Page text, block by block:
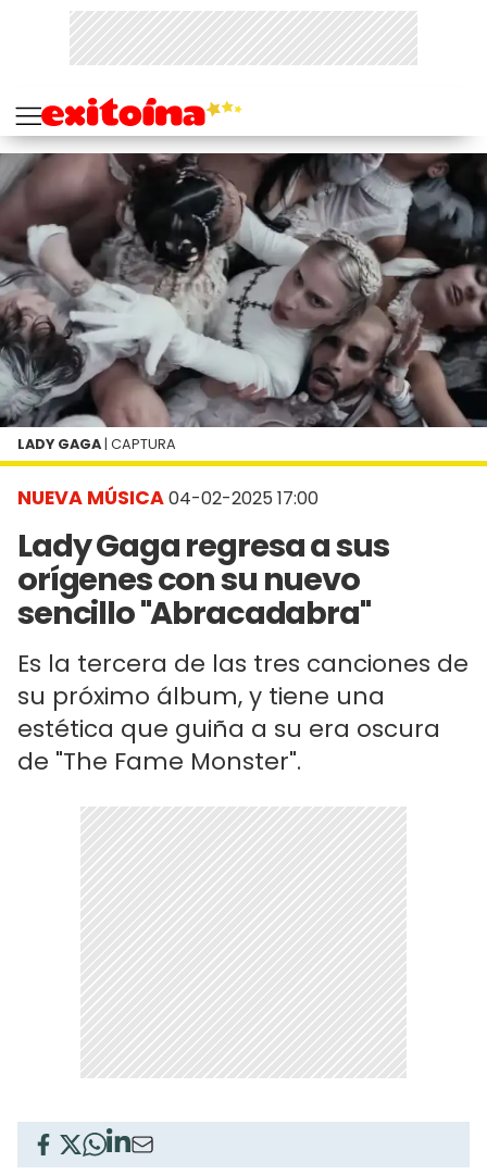
NUEVA MÚSICA04-02-2025 17:00
Lady Gaga regresa a sus
orígenes con su nuevo
sencillo "Abracadabra"
Es la tercera de las tres canciones de
su próximo álbum, y tiene una
estética que guiña a su era oscura
de "The Fame Monster".
LADY GAGA | CAPTURA